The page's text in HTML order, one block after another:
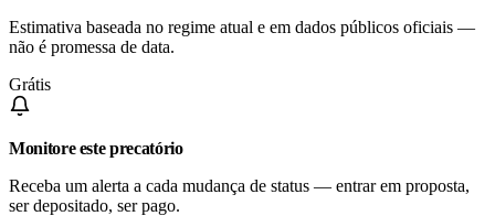
Estimativa baseada no regime atual e em dados públicos oficiais —
não é promessa de data.
Grátis
Monitore este precatório
Receba um alerta a cada mudança de status — entrar em proposta,
ser depositado, ser pago.